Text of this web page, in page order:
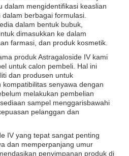
dalam mengidentifikasi keaslian
berbagai formulasi.
dalam bentuk bubuk,
dimasukkan ke dalam
farmasi, dan produk kosmetik.
produk Astragaloside IV kami
untuk calon pembeli. Hal ini
dan produsen untuk
senyawa dengan
melakukan pembelian
sampel menggarisbawahi
pelanggan dan
IV yang tepat sangat penting
dan memperpanjang umur
penyimpanan produk di